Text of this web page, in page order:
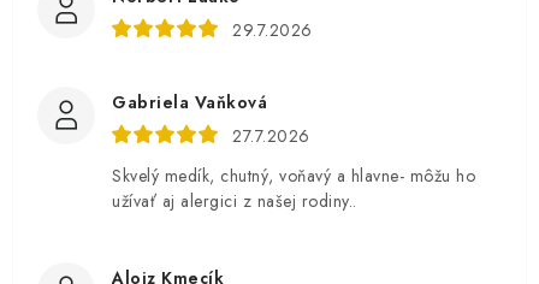
29.7.2026
Gabriela Vaňková
27.7.2026
Skvelý medík, chutný, voňavý a hlavne- môžu ho
užívať aj alergici z našej rodiny..
Alojz Kmecík